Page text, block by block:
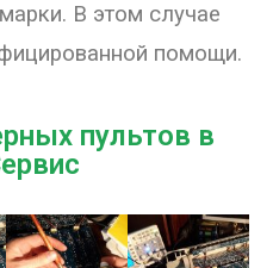
В этом случае
помощи.
пультов в